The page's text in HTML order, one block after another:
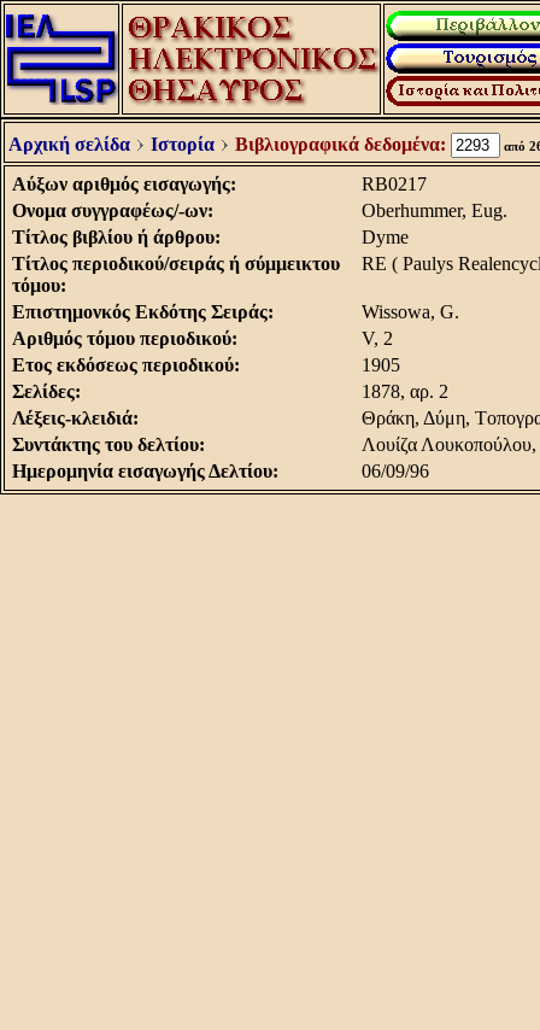
Αρχική σελίδα Ιστορία Βιβλιογραφικά δεδομένα: από
Aύξων αριθμός εισαγωγής:
RB0217
Oνομα συγγραφέως/-ων:
Oberhummer, Eug.
Tίτλος βιβλίου ή άρθρου:
Dyme
Tίτλος περιοδικού/σειράς ή σύμμεικτου
τόμου:
RE ( Paulys
Eπιστημονκός Εκδότης Σειράς:
Wissowa, G.
Aριθμός τόμου περιοδικού:
V, 2
Eτος εκδόσεως περιοδικού:
1905
Σελίδες:
1878, αρ. 2
Λέξεις-κλειδιά:
Θράκη, Δύμη,
Συντάκτης του δελτίου:
Λουίζα
Hμερομηνία εισαγωγής Δελτίου:
06/09/96